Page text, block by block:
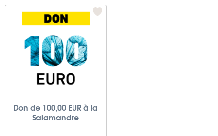
Don de 100,00 EUR à la
Salamandre